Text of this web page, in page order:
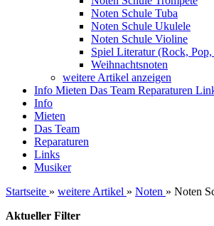
Noten Schule Tuba
Noten Schule Ukulele
Noten Schule Violine
Spiel Literatur (Rock, Pop,
Weihnachtsnoten
weitere Artikel anzeigen
Info Mieten Das Team Reparaturen
Info
Mieten
Das Team
Reparaturen
Links
Musiker
Startseite » weitere Artikel » Noten » Noten
Aktueller Filter